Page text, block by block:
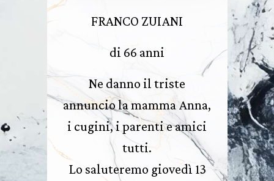
FRANCO ZUIANI
di 66 anni
Ne danno il triste
annuncio la mamma Anna,
i cugini, i parenti e amici
tutti.
Lo saluteremo giovedì 13